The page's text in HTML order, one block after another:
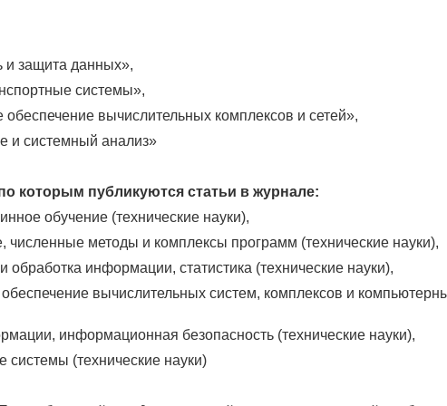
и защита данных»,
системы»,
вычислительных комплексов и сетей»,
и системный анализ»
которым публикуются статьи в журнале:
обучение (технические науки),
численные методы и комплексы программ (технические науки),
информации, статистика (технические науки),
вычислительных систем, комплексов и
информационная безопасность (технические науки),
системы (технические науки)